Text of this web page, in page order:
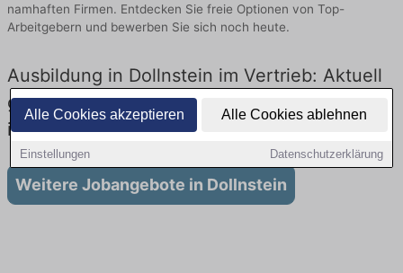
Alle Cookies akzeptieren Alle Cookies ablehnen
Einstellungen Datenschutzerklärung
namhaften Firmen. Entdecken Sie freie Optionen von Top-
Arbeitgebern und bewerben Sie sich noch heute.
Ausbildung in Dollnstein im Vertrieb: Aktuell
gibt es keine Stellenangebote für Ausbildung
in Dollnstein
Weitere Jobangebote in Dollnstein